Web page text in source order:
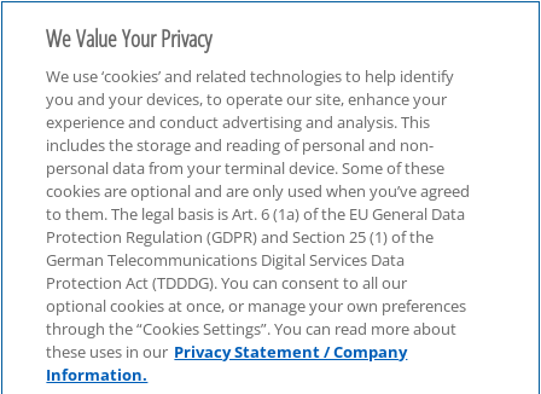
Technologie, Medien & Telekommunikation (TMT)
We Value Your Privacy
We use ‘cookies’ and related technologies to help identify
you and your devices, to operate our site, enhance your
experience and conduct advertising and analysis. This
includes the storage and reading of personal and non-
personal data from your terminal device. Some of these
cookies are optional and are only used when you’ve agreed
to them. The legal basis is Art. 6 (1a) of the EU General Data
Protection Regulation (GDPR) and Section 25 (1) of the
German Telecommunications Digital Services Data
Protection Act (TDDDG). You can consent to all our
optional cookies at once, or manage your own preferences
through the “Cookies Settings”. You can read more about
these uses in our Privacy Statement / Company
Information.